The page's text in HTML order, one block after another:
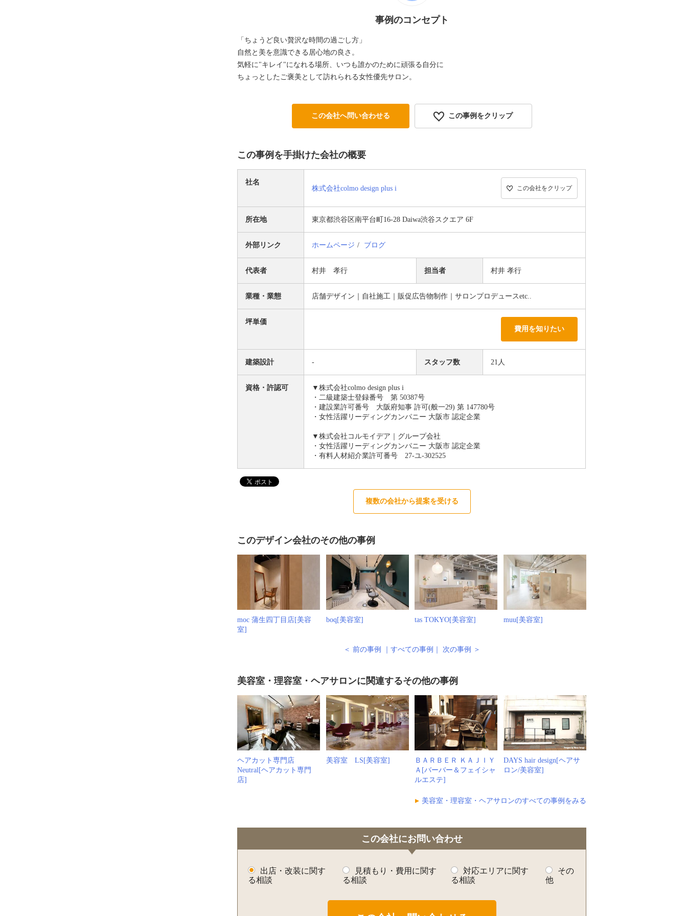
事例のコンセプト
「ちょうど良い贅沢な時間の過ごし方」
自然と美を意識できる居心地の良さ。
気軽に"キレイ"になれる場所、いつも誰かのために頑張る自分に
ちょっとしたご褒美として訪れられる女性優先サロン。
この会社へ問い合わせる この事例をクリップ
この事例を手掛けた会社の概要
社名
株式会社colmo design plus i この会社をクリップ
所在地 東京都渋谷区南平台町16-28 Daiwa渋谷スクエア 6F
外部リンク ホームページ ブログ
代表者 村井 孝行 担当者 村井 孝行
業種・業態 店舗デザイン｜自社施工｜販促広告物制作｜サロンプロデュースetc..
坪単価
費用を知りたい
建築設計 - スタッフ数 21人
資格・許認可
▼株式会社colmo design plus i
・二級建築士登録番号 第 50387号
・建設業許可番号 大阪府知事 許可(般一29) 第 147780号
・女性活躍リーディングカンパニー 大阪市 認定企業
▼株式会社コルモイデア｜グループ会社
・女性活躍リーディングカンパニー 大阪市 認定企業
・有料人材紹介業許可番号 27-ユ-302525
複数の会社から提案を受ける
このデザイン会社のその他の事例
moc 蒲生四丁目店[美容
室]
boq[美容室] tas TOKYO[美容室] muu[美容室]
＜ 前の事例 すべての事例 次の事例 ＞
美容室・理容室・ヘアサロンに関連するその他の事例
ヘアカット専門店
Neutral[ヘアカット専門
店]
美容室 LS[美容室]
ＢＡＲＢＥＲ ＫＡＪＩＹ
Ａ[バーバー＆フェイシャ
ルエステ]
DAYS hair design[ヘアサ
ロン/美容室]
美容室・理容室・ヘアサロンのすべての事例をみる
この会社にお問い合わせ
出店・改装に関す
る相談
見積もり・費用に関す
る相談
対応エリアに関す
る相談
その
他